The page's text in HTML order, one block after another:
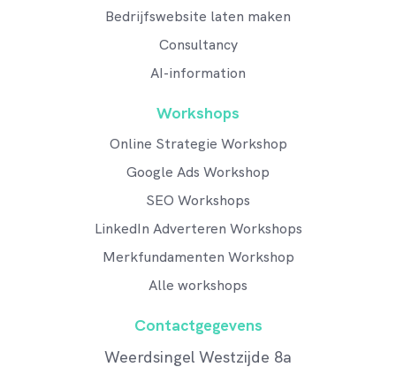
Bedrijfswebsite laten maken
Consultancy
AI-information
Workshops
Online Strategie Workshop
Google Ads Workshop
SEO Workshops
LinkedIn Adverteren Workshops
Merkfundamenten Workshop
Alle workshops
Contactgegevens
Weerdsingel Westzijde 8a